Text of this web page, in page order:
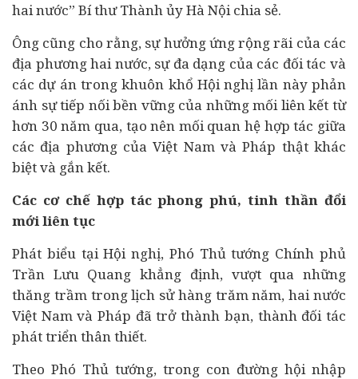
hai nước” Bí thư Thành ủy Hà Nội chia sẻ.
Ông cũng cho rằng, sự hưởng ứng rộng rãi của các
địa phương hai nước, sự đa dạng của các đối tác và
các dự án trong khuôn khổ Hội nghị lần này phản
ánh sự tiếp nối bền vững của những mối liên kết từ
hơn 30 năm qua, tạo nên mối quan hệ hợp tác giữa
các địa phương của Việt Nam và Pháp thật khác
biệt và gắn kết.
Các cơ chế hợp tác phong phú, tinh thần đổi
mớiliên tục
Phát biểu tại Hội nghị, Phó Thủ tướng Chính phủ
Trần Lưu Quang khẳng định, vượt qua những
thăng trầm trong lịch sử hàng trăm năm, hai nước
Việt Nam và Pháp đã trở thành bạn, thành đối tác
phát triển thân thiết.
Theo Phó Thủ tướng, trong con đường hội nhập